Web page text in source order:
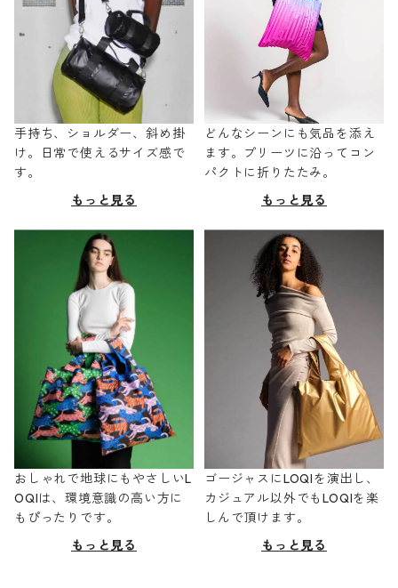
手持ち、ショルダー、斜め掛
け。日常で使えるサイズ感で
す。
もっと見る
どんなシーンにも気品を添え
ます。プリーツに沿ってコン
パクトに折りたたみ。
もっと見る
おしゃれで地球にもやさしいL
OQIは、環境意識の高い方に
もぴったりです。
もっと見る
ゴージャスにLOQIを演出し、
カジュアル以外でもLOQIを楽
しんで頂けます。
もっと見る